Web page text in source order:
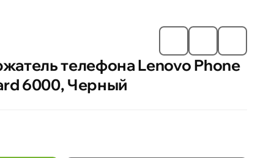
телефона Lenovo Phone
6000, Черный